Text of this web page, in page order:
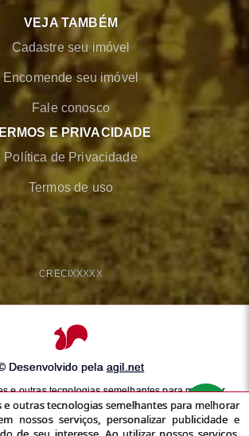
VEJA TAMBÉM
Cadastre seu imóvel
Encomende seu imóvel
Fale conosco
E PRIVACIDADE
Política de Privacidade
Termos de uso
CRECIXXXXX
Desenvolvido pela agil.net
e outras tecnologias semelhantes para melhorar
em nossos serviços, personalizar publicidade e
de seu interesse. Ao utilizar nossos serviços,
e outras tecnologias semelhantes para melhorar
nossos serviços, personalizar publicidade e